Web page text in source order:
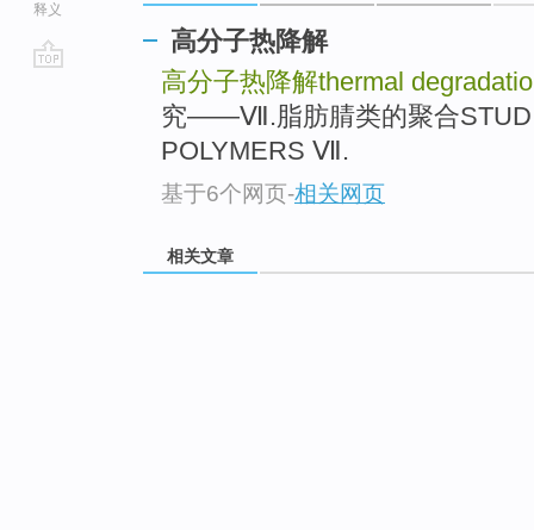
释义
高分子热降解
高分子热降解thermal
究——Ⅶ.脂肪腈类的聚合
POLYMERS Ⅶ.
基于6个网页-相关网页
相关文章